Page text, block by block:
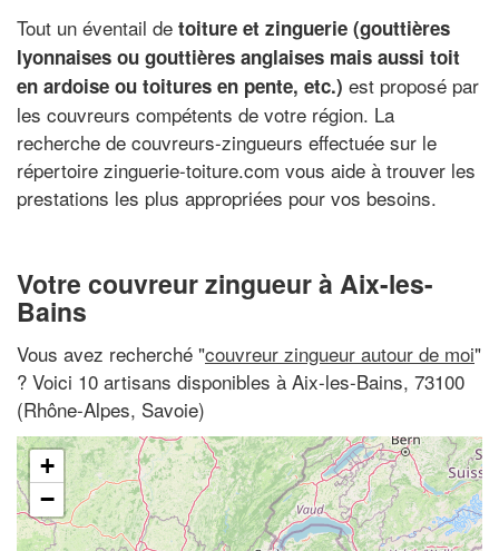
Tout un éventail de toiture et zinguerie (gouttières
lyonnaises ou gouttières anglaises mais aussi toit
en ardoise ou toitures en pente, etc.) est proposé par
les couvreurs compétents de votre région. La
recherche de couvreurs-zingueurs effectuée sur le
répertoire zinguerie-toiture.com vous aide à trouver les
prestations les plus appropriées pour vos besoins.
Votre couvreur zingueur à Aix-les-
Bains
Vous avez recherché "couvreur zingueur autour de moi"
? Voici 10 artisans disponibles à Aix-les-Bains, 73100
(Rhône-Alpes, Savoie)
+
−